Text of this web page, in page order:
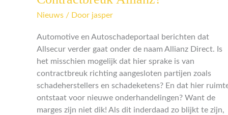
Nieuws / Door jasper
Automotive en Autoschadeportaal berichten dat
Allsecur verder gaat onder de naam Allianz Direct. Is
het misschien mogelijk dat hier sprake is van
contractbreuk richting aangesloten partijen zoals
schadeherstellers en schadeketens? En dat hier
ontstaat voor nieuwe onderhandelingen? Want de
marges zijn niet dik! Als dit inderdaad zo blijkt te zijn,